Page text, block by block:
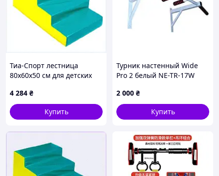
Тиа-Спорт лестница
80х60х50 см для детских
653H8TH530
4 284 ₴
Купить
Турник настенный Wide
Pro 2 белый NE-TR-17W
2 000 ₴
Купить